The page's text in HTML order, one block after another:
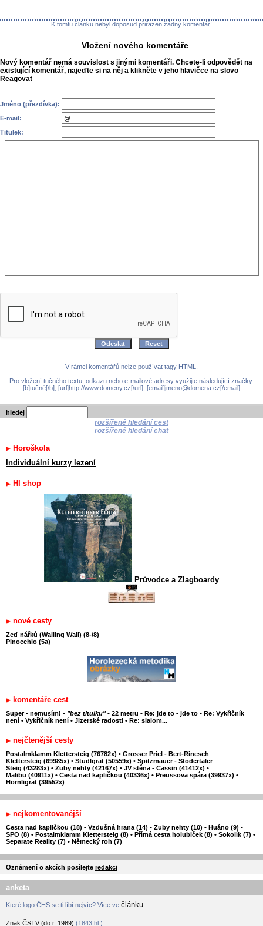
K tomtu článku nebyl doposud přiřazen žádný komentář!
Vložení nového komentáře
Nový komentář nemá souvislost s jinými komentáři. Chcete-li odpovědět na
existující komentář, najeďte si na něj a klikněte v jeho hlavičce na slovo
Reagovat
Jméno (přezdívka):
E-mail:
Titulek:
V rámci komentářů nelze používat tagy HTML.
Pro vložení tučného textu, odkazu nebo e-mailové adresy využijte následující značky:
[b]tučné[/b], [url]http://www.domeny.cz[/url], [email]jmeno@domena.cz[/email]
hledej
rozšířené hledání cest
rozšířené hledání chat
Horoškola
Individuální kurzy lezení
HI shop
Průvodce a Zlagboardy
nové cesty
Zeď nářků (Walling Wall) (8-/8)
Pinocchio (5a)
komentáře cest
Super • nemusím! • "bez titulku" • 22 metru • Re: jde to • jde to • Re: Vykřičník
není • Vykřičník není • Jizerské radosti • Re: slalom...
nejčtenější cesty
Postalmklamm Klettersteig (76782x) • Grosser Priel - Bert-Rinesch
Klettersteig (69985x) • Stüdlgrat (50559x) • Spitzmauer - Stodertaler
Steig (43283x) • Zuby nehty (42167x) • JV stěna - Cassin (41412x) •
Malibu (40911x) • Cesta nad kapličkou (40336x) • Preussova spára (39937x) •
Hörnligrat (39552x)
nejkomentovanější
Cesta nad kapličkou (18) • Vzdušná hrana (14) • Zuby nehty (10) • Huáno (9) •
SPO (8) • Postalmklamm Klettersteig (8) • Přímá cesta holubiček (8) • Sokolík (7) •
Separate Reality (7) • Německý roh (7)
Oznámení o akcích posílejte redakci
anketa
Které logo ČHS se ti líbí nejvíc? Více ve článku
Znak ČSTV (do r. 1989) (1843 hl.)